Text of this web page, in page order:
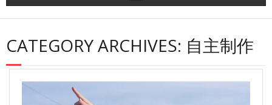
ホーム
函館映画プロジェクト
作品紹介
CATEGORY ARCHIVES: 自主制作